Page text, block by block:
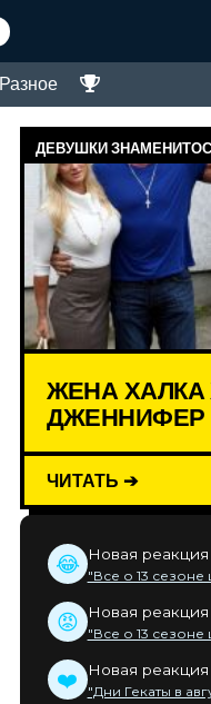
Разное
ДЕВУШКИ
ЖЕНА ХАЛКА
ДЖЕННИФЕР
ЧИТАТЬ ➔
😂 Новая реакция
"Все о 13 сезоне
😡 Новая реакция
"Все о 13 сезоне
❤️ Новая реакция
"Дни Гекаты в